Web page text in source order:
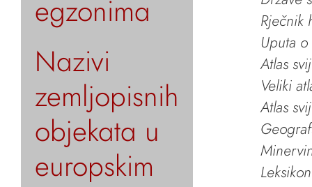
egzonima
Nazivi
zemljopisnih
objekata u
europskim
Rječnik
Uputa
Atlas
Veliki
Atlas